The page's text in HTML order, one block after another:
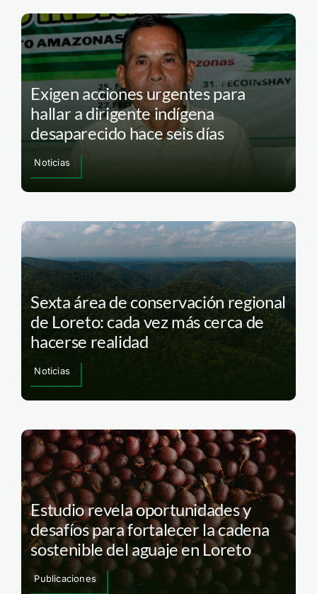
Exigen acciones urgentes para
hallar a dirigente indígena
desaparecido hace seis días
Noticias
Sexta área de conservación regional
de Loreto: cada vez más cerca de
hacerse realidad
Noticias
Estudio revela oportunidades y
desafíos para fortalecer la cadena
sostenible del aguaje en Loreto
Publicaciones